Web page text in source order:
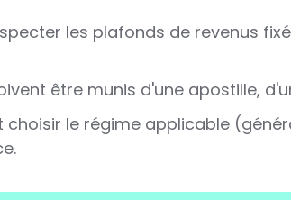
les plafonds de revenus
être munis d'une apostille,
choisir le régime applicable